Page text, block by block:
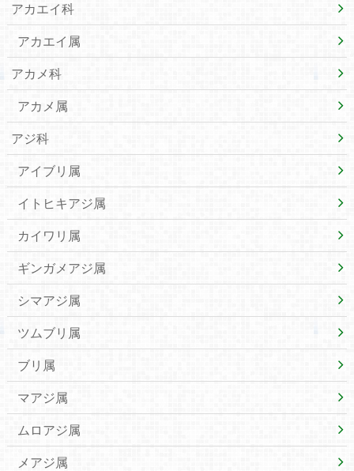
アカエイ科
アカエイ属
アカメ科
アカメ属
アジ科
アイブリ属
イトヒキアジ属
カイワリ属
ギンガメアジ属
シマアジ属
ツムブリ属
ブリ属
マアジ属
ムロアジ属
メアジ属